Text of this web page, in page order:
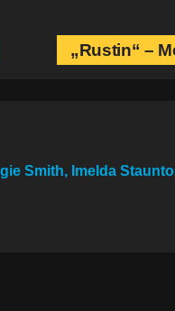
„Rustin“ –
Smith, Imelda